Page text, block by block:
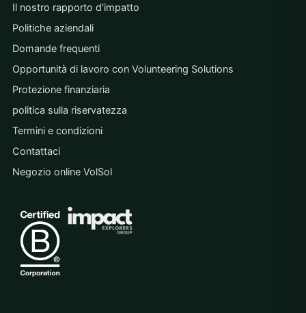
Il nostro rapporto d'impatto
Politiche aziendali
Domande frequenti
Opportunità di lavoro con Volunteering Solutions
Protezione finanziaria
politica sulla riservatezza
Termini e condizioni
Contattaci
Negozio online VolSol